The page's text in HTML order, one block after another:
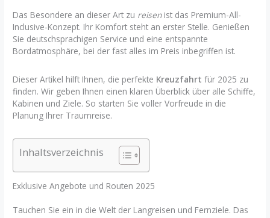
Das Besondere an dieser Art zu reisenist das Premium-All-
Inclusive-Konzept. Ihr Komfort steht an erster Stelle. Genießen
Sie deutschsprachigen Service und eine entspannte
Bordatmosphäre, bei der fast alles im Preis inbegriffen ist.
Dieser Artikel hilft Ihnen, die perfekte Kreuzfahrt für 2025 zu
finden. Wir geben Ihnen einen klaren Überblick über alle Schiffe,
Kabinen und Ziele. So starten Sie voller Vorfreude in die
Planung Ihrer Traumreise.
Inhaltsverzeichnis
Exklusive Angebote und Routen 2025
Tauchen Sie ein in die Welt der Langreisen und Fernziele. Das